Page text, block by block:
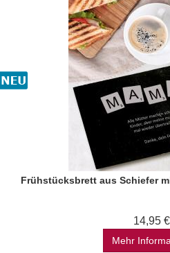
Frühstücksbrett aus Schiefer
14,95
Mehr